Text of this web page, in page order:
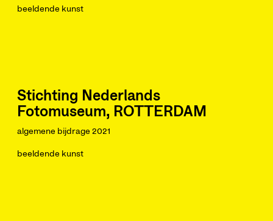
beeldende kunst
Stichting Nederlands
Fotomuseum, ROTTERDAM
algemene bijdrage 2021
beeldende kunst